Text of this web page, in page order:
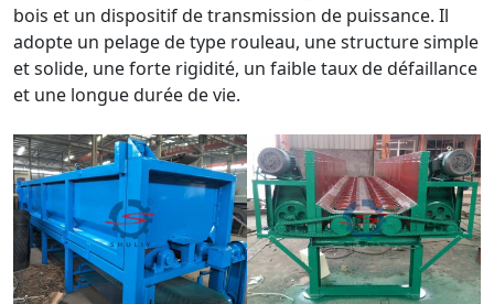
bois et un dispositif de transmission de puissance. Il
adopte un pelage de type rouleau, une structure simple
et solide, une forte rigidité, un faible taux de défaillance
et une longue durée de vie.